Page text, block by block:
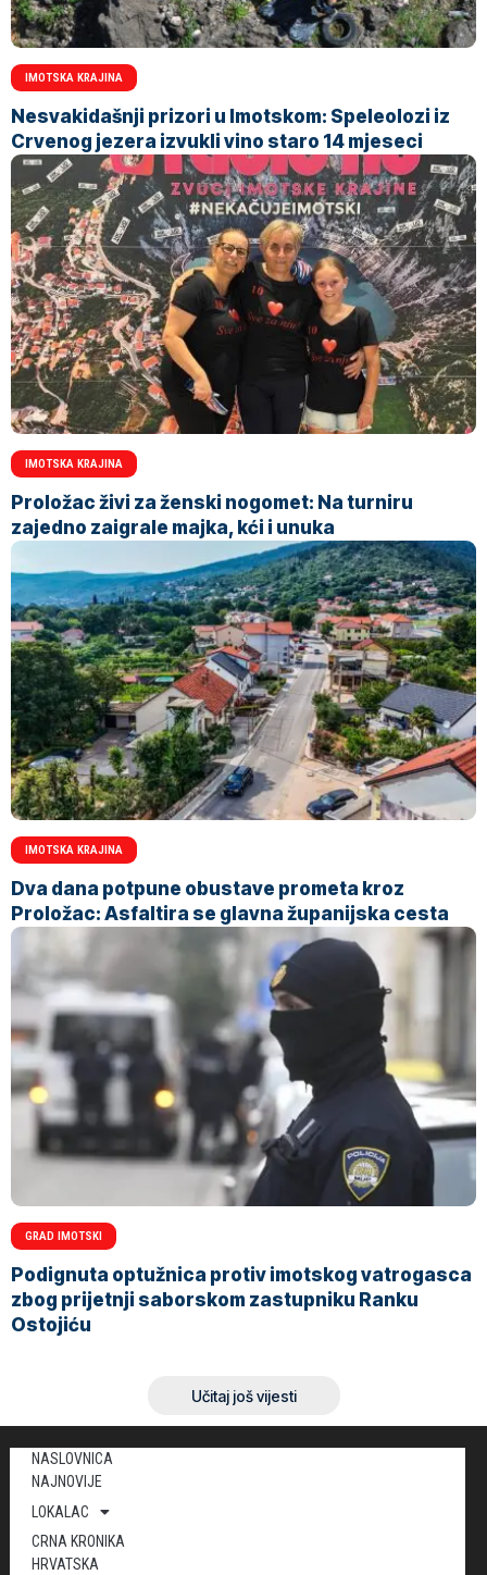
IMOTSKA KRAJINA
Nesvakidašnji prizori u Imotskom: Speleolozi iz
Crvenog jezera izvukli vino staro 14 mjeseci
IMOTSKA KRAJINA
Proložac živi za ženski nogomet: Na turniru
zajedno zaigrale majka, kći i unuka
IMOTSKA KRAJINA
Dva dana potpune obustave prometa kroz
Proložac: Asfaltira se glavna županijska cesta
GRAD IMOTSKI
Podignuta optužnica protiv imotskog vatrogasca
zbog prijetnji saborskom zastupniku Ranku
Ostojiću
Učitaj još vijesti
NASLOVNICA
NAJNOVIJE
LOKALAC
CRNA KRONIKA
HRVATSKA